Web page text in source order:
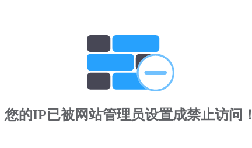
您的IP已被网站管理员设置成禁止访问！